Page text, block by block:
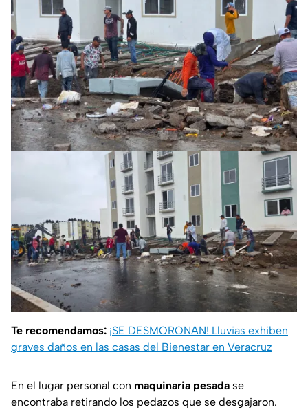
Te recomendamos: ¡SE DESMORONAN! Lluvias exhiben
graves daños en las casas del Bienestar en Veracruz
En el lugar personal con maquinaria pesada se
encontraba retirando los pedazos que se desgajaron.